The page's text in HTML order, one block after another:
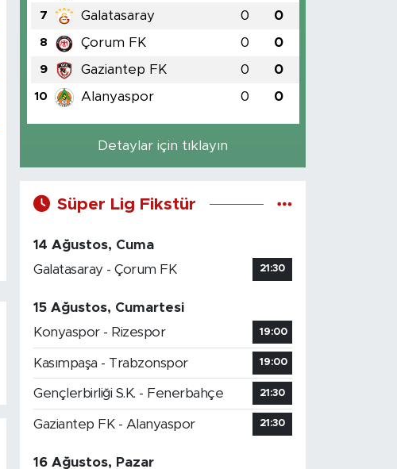
7 Galatasaray 0 0
8 Çorum FK 0 0
9 Gaziantep FK 0 0
10 Alanyaspor 0 0
Detaylar için tıklayın
Süper Lig Fikstür
14 Ağustos, Cuma
Galatasaray - Çorum FK
21:30
15 Ağustos, Cumartesi
Konyaspor - Rizespor
19:00
Kasımpaşa - Trabzonspor 19:00
Gençlerbirliği S.K. - Fenerbahçe 21:30
Gaziantep FK - Alanyaspor 21:30
16 Ağustos, Pazar